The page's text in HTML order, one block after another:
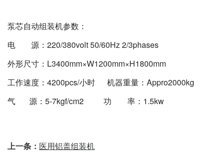
泵芯自动组装机参数：
电 源：220/380volt 50/60Hz 2/3phases
外形尺寸：L3400mm×W1200mm×H1800mm
工作速度：4200pcs/小时 机器重量：Appro2000kg
气 源：5-7kgf/cm2 功 率：1.5kw
上一条： 医用铝盖组装机